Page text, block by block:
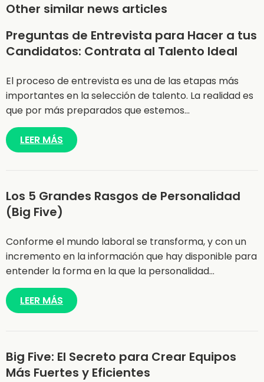
Other similar news articles
Preguntas de Entrevista para Hacer a tus
Candidatos: Contrata al Talento Ideal
El proceso de entrevista es una de las etapas más
importantes en la selección de talento. La realidad es
que por más preparados que estemos…
LEER MÁS
Los 5 Grandes Rasgos de Personalidad
(Big Five)
Conforme el mundo laboral se transforma, y con un
incremento en la información que hay disponible para
entender la forma en la que la personalidad…
LEER MÁS
Big Five: El Secreto para Crear Equipos
Más Fuertes y Eficientes